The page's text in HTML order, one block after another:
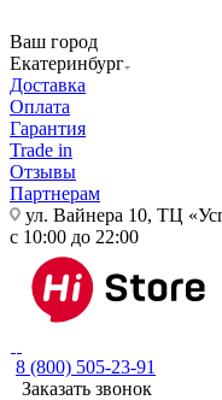
Ваш город
Екатеринбург
Доставка
Оплата
Гарантия
Trade in
Отзывы
Партнерам
ул. Вайнера 10, ТЦ
с 10:00 до 22:00
8 (800) 505-23-91
Заказать звонок